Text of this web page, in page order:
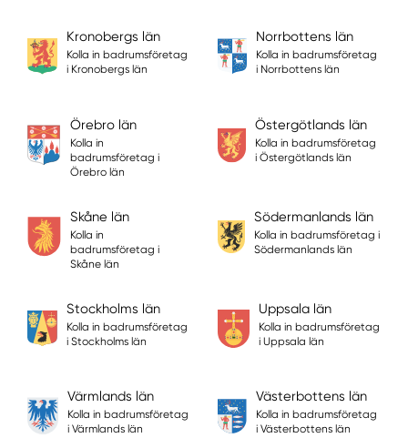
Kronobergs län
Kolla in badrumsföretag
i Kronobergs län
Norrbottens län
Kolla in badrumsföretag
i Norrbottens län
Örebro län
Kolla in
badrumsföretag i
Örebro län
Östergötlands län
Kolla in badrumsföretag
i Östergötlands län
Skåne län
Kolla in
badrumsföretag i
Skåne län
Södermanlands län
Kolla in badrumsföretag i
Södermanlands län
Stockholms län
Kolla in badrumsföretag
i Stockholms län
Uppsala län
Kolla in badrumsföretag
i Uppsala län
Värmlands län
Kolla in badrumsföretag
i Värmlands län
Västerbottens län
Kolla in badrumsföretag
i Västerbottens län